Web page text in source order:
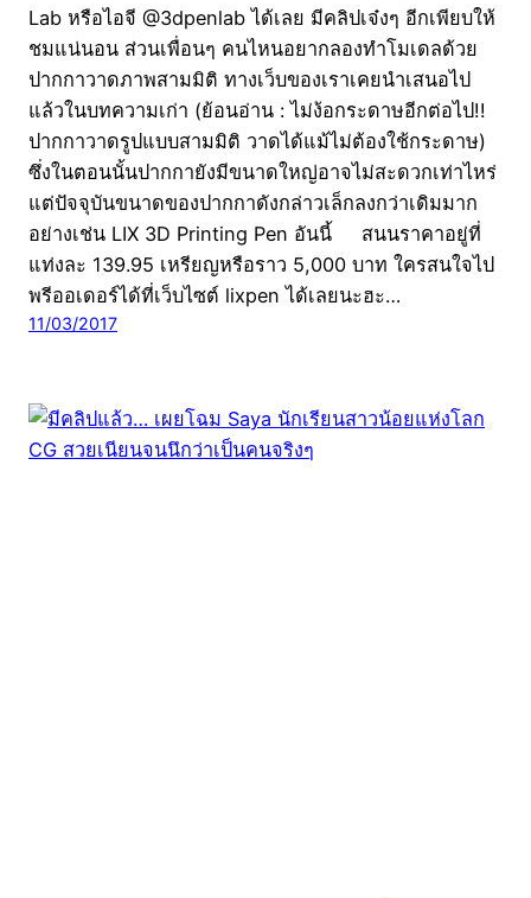
Lab หรือไอจี @3dpenlab ได้เลย มีคลิปเจ๋งๆ อีกเพียบให้
ชมแน่นอน ส่วนเพื่อนๆ คนไหนอยากลองทำโมเดลด้วย
ปากกาวาดภาพสามมิติ ทางเว็บของเราเคยนำเสนอไป
แล้วในบทความเก่า (ย้อนอ่าน : ไม่ง้อกระดาษอีกต่อไป!!
ปากกาวาดรูปแบบสามมิติ วาดได้แม้ไม่ต้องใช้กระดาษ)
ซึ่งในตอนนั้นปากกายังมีขนาดใหญ่อาจไม่สะดวกเท่าไหร่
แต่ปัจจุบันขนาดของปากกาดังกล่าวเล็กลงกว่าเดิมมาก
อย่างเช่น LIX 3D Printing Pen อันนี้ สนนราคาอยู่ที่
แท่งละ 139.95 เหรียญหรือราว 5,000 บาท ใครสนใจไป
พรีออเดอร์ได้ที่เว็บไซต์ lixpen ได้เลยนะฮะ…
11/03/2017